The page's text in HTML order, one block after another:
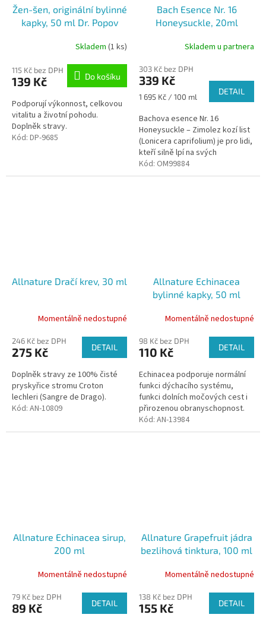
Žen-šen, originální bylinné
kapky, 50 ml Dr. Popov
Skladem (1 ks)
115 Kč bez DPH
139 Kč Do košíku
Podporují výkonnost, celkovou
vitalitu a životní pohodu.
Doplněk stravy.
Kód: DP-9685
Bach Esence Nr. 16
Honeysuckle, 20ml
Skladem u partnera
303 Kč bez DPH
339 Kč
Měrná
1 695 Kč / 100 ml
DETAIL
Bachova esence Nr. 16
Honeysuckle – Zimolez kozí list
(Lonicera caprifolium) je pro lidi,
kteří silně lpí na svých
vzpomínkách z minulosti.
Kód: OM99884
Allnature Dračí krev, 30 ml
Momentálně nedostupné
246 Kč bez DPH
275 Kč DETAIL
Doplněk stravy ze 100% čisté
pryskyřice stromu Croton
lechleri (Sangre de Drago).
Kód: AN-10809
Allnature Echinacea
bylinné kapky, 50 ml
Momentálně nedostupné
98 Kč bez DPH
110 Kč DETAIL
Echinacea podporuje normální
funkci dýchacího systému,
funkci dolních močových cest i
přirozenou obranyschopnost.
Kód: AN-13984
Allnature Echinacea sirup,
200 ml
Momentálně nedostupné
79 Kč bez DPH
89 Kč DETAIL
Allnature Grapefruit jádra
bezlihová tinktura, 100 ml
Momentálně nedostupné
138 Kč bez DPH
155 Kč DETAIL